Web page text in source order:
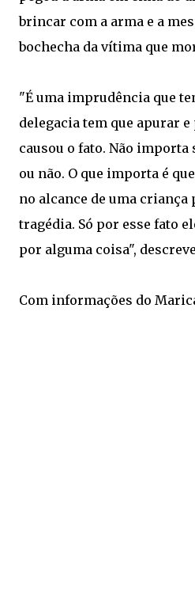
brincar com a arma e a
bochecha da vítima que
"É uma imprudência que
delegacia tem que apurar
causou o fato. Não importa
ou não. O que importa é
no alcance de uma criança
tragédia. Só por esse fato
por alguma coisa",
Com informações do